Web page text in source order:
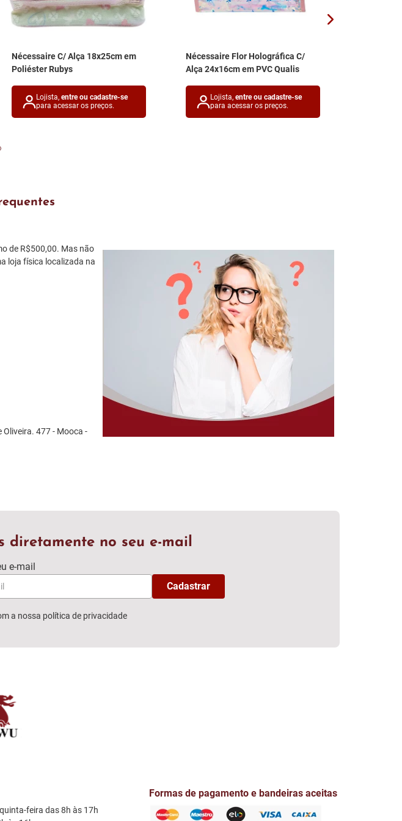
Nécessaire C/ Alça 18x25cm em
Poliéster Rubys
Lojista, entre ou cadastre-se
para acessar os preços.
Nécessaire Flor Holográfica C/
Alça 24x16cm em PVC Qualis
Lojista, entre ou cadastre-se
para acessar os preços.
de R$500,00. Mas não
loja física localizada na
477 - Mooca -
diretamente no seu e-mail
a nossa política de privacidade
feira das 8h às 17h
Formas de pagamento e bandeiras aceitas